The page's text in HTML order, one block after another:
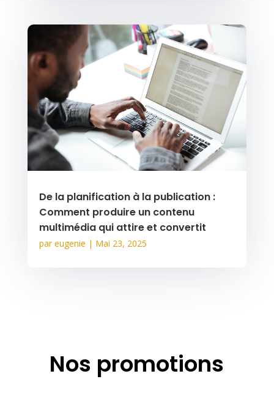
De la planification à la publication :
Comment produire un contenu
multimédia qui attire et convertit
pareugenie | Mai 23, 2025
Nos promotions